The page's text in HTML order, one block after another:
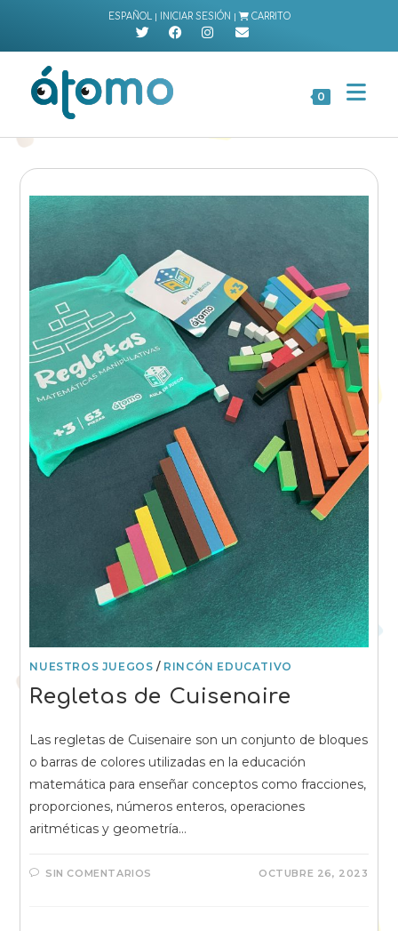
contenido
ESPAÑOL | INICIAR SESIÓN | CARRITO
0
NUESTROS JUEGOS / RINCÓN EDUCATIVO
Regletas de Cuisenaire
Las regletas de Cuisenaire son un conjunto de bloques
o barras de colores utilizadas en la educación
matemática para enseñar conceptos como fracciones,
proporciones, números enteros, operaciones
aritméticas y geometría…
SIN COMENTARIOS OCTUBRE 26, 2023